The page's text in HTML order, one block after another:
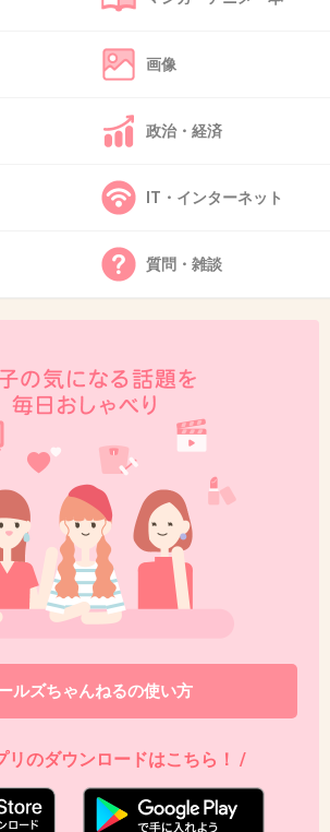
たことを言えば上から目線か発
...
ンの世界だわw
+34
能人もいっぱいいるぜ？
+15
んな世の中じゃ
+21
回ってくる事はあるだろうか？？
画像
政治・経済
IT・インターネット
質問・雑談
ルズちゃんねるの使い方
リのダウンロードはこちら！ /